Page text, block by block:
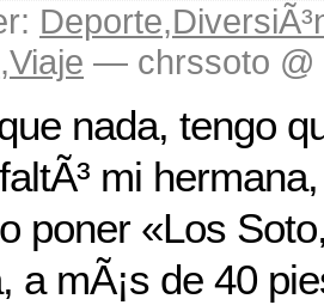
Deporte,
,Viaje — chrssoto @
nada, tengo
mi
poner «Los
a mÃ¡s de 40